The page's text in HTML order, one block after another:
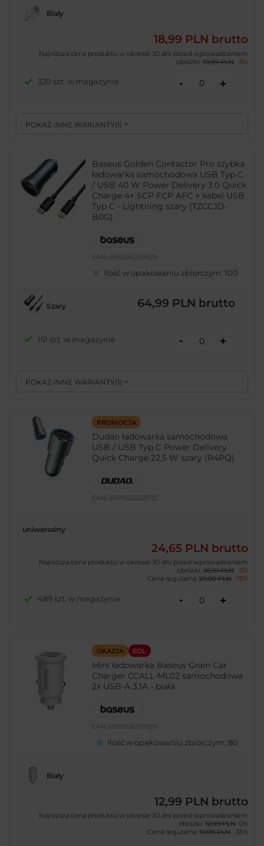
POKAŻ INNE WARIANTY( 1)
Biały
18,99 PLN brutto
Najniższa cena produktu w okresie 30 dni przed wprowadzeniem
obniżki: 19,99 PLN -5%
320 szt. w magazynie - +
Baseus Golden Contactor Pro szybka
ładowarka samochodowa USB Typ C
/ USB 40 W Power Delivery 3.0 Quick
Charge 4+ SCP FCP AFC + kabel USB
Typ C - Lightning szary (TZCCJD-
B0G)
EAN: 6953156207639
Ilość w opakowaniu zbiorczym:100
POKAŻ INNE WARIANTY( 1)
Szary 64,99 PLN brutto
151 szt. w magazynie - +
PROMOCJA
Dudao ładowarka samochodowa
USB / USB Typ C Power Delivery
Quick Charge 22,5 W szary (R4PQ)
EAN: 6976625335732
uniwersalny
24,65 PLN brutto
Najniższa cena produktu w okresie 30 dni przed wprowadzeniem
obniżki: 26,10 PLN -5%
Cena regularna: 29,00 PLN -15%
489 szt. w magazynie - +
OKAZJA EOL
Mini ładowarka Baseus Grain Car
Charger CCALL-ML02 samochodowa
2x USB-A 3.1A - biała
EAN: 6953156276529
Ilość w opakowaniu zbiorczym: 80
Biały
12,99 PLN brutto
Najniższa cena produktu w okresie 30 dni przed wprowadzeniem
obniżki: 12,99 PLN 0%
Cena regularna: 19,99 PLN -35%